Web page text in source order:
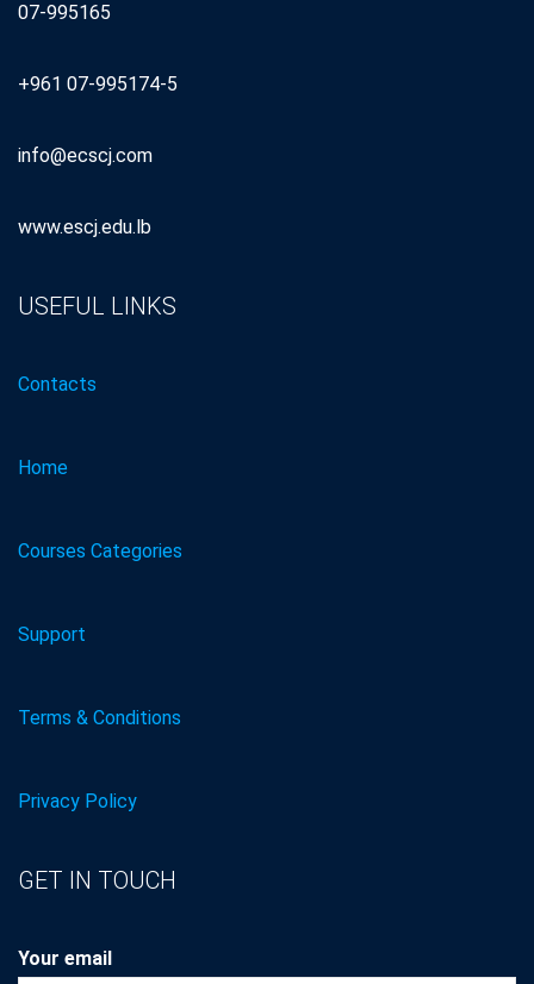
07-995165
+961 07-995174-5
info@ecscj.com
www.escj.edu.lb
USEFUL LINKS
Contacts
Home
Courses Categories
Support
Terms & Conditions
Privacy Policy
GET IN TOUCH
Your email